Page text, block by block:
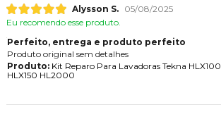
Alysson S.
05/08/2025
Eu recomendo esse produto.
Perfeito, entrega e produto perfeito
Produto original sem detalhes
Produto:Kit Reparo Para Lavadoras Tekna HLX100
HLX150 HL2000